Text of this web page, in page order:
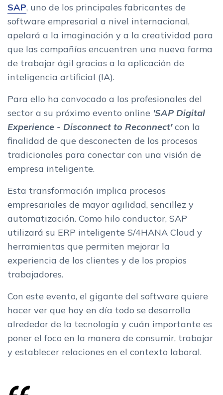
SAP, uno de los principales fabricantes de
software empresarial a nivel internacional,
apelará a la imaginación y a la creatividad para
que las compañías encuentren una nueva forma
de trabajar ágil gracias a la aplicación de
inteligencia artificial (IA).
Para ello ha convocado a los profesionales del
sector a su próximo evento online 'SAP Digital
Experience - Disconnect to Reconnect'con la
finalidad de que desconecten de los procesos
tradicionales para conectar con una visión de
empresa inteligente.
Esta transformación implica procesos
empresariales de mayor agilidad, sencillez y
automatización. Como hilo conductor, SAP
utilizará su ERP inteligente S/4HANA Cloud y
herramientas que permiten mejorar la
experiencia de los clientes y de los propios
trabajadores.
Con este evento, el gigante del software quiere
hacer ver que hoy en día todo se desarrolla
alrededor de la tecnología y cuán importante es
poner el foco en la manera de consumir, trabajar
y establecer relaciones en el contexto laboral.